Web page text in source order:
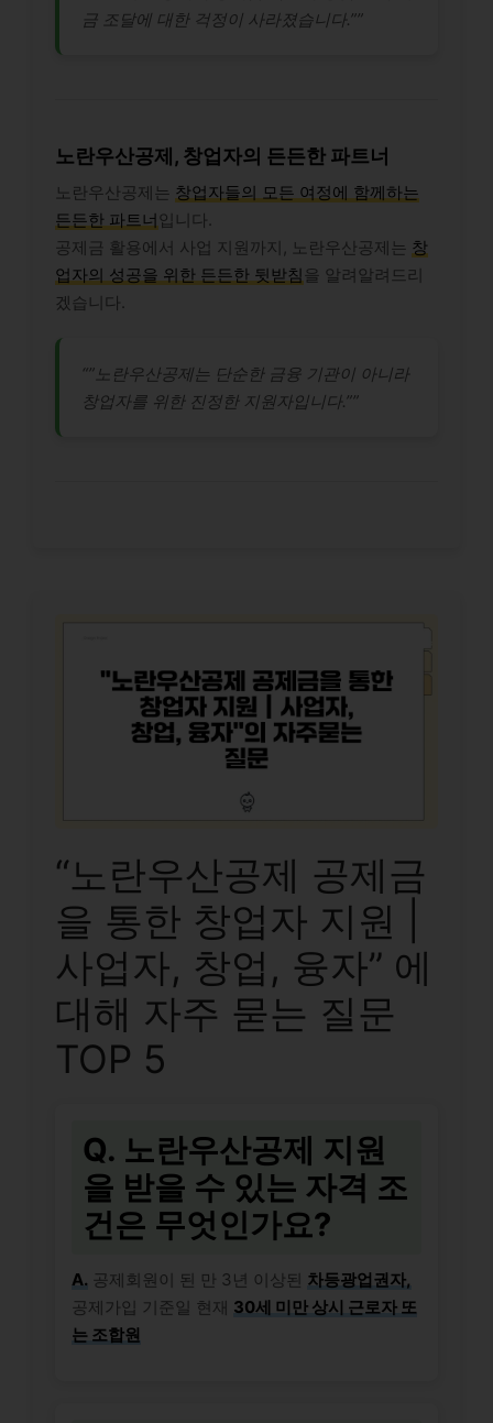
금 조달에 대한 걱정이 사라졌습니다.””
노란우산공제, 창업자의 든든한 파트너
노란우산공제는 창업자들의 모든 여정에 함께하는
든든한 파트너입니다.
공제금 활용에서 사업 지원까지, 노란우산공제는 창
업자의 성공을 위한 든든한 뒷받침을 알려알려드리
겠습니다.
“”노란우산공제는 단순한 금융 기관이 아니라
창업자를 위한 진정한 지원자입니다.””
“노란우산공제 공제금
을 통한 창업자 지원 |
사업자, 창업, 융자” 에
대해 자주 묻는 질문
TOP 5
Q. 노란우산공제 지원
을 받을 수 있는 자격 조
건은 무엇인가요?
A. 공제회원이 된 만 3년 이상된 차등광업권자,
공제가입 기준일 현재 30세 미만 상시 근로자 또
는 조합원